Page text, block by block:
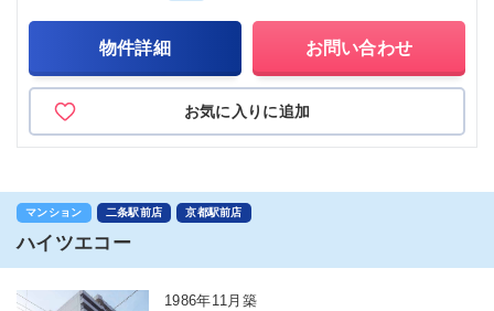
物件詳細 お問い合わせ
お気に入りに追加
マンション 二条駅前店 京都駅前店
ハイツエコー
1986年11月築